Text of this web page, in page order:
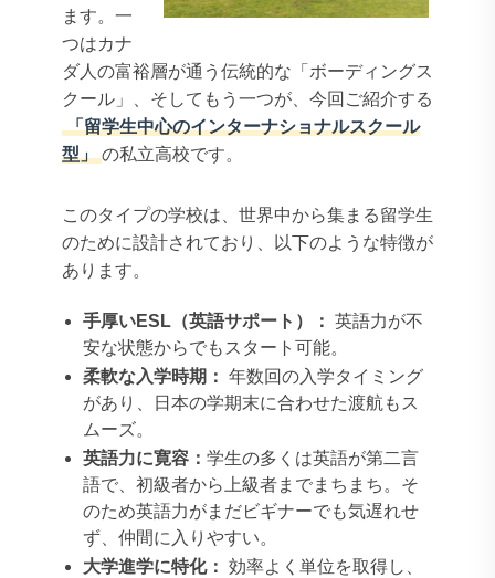
ます。一
つはカナ
ダ人の富裕層が通う伝統的な「ボーディングス
クール」、そしてもう一つが、今回ご紹介する
「留学生中心のインターナショナルスクール
型」 の私立高校です。
このタイプの学校は、世界中から集まる留学生
のために設計されており、以下のような特徴が
あります。
手厚いESL（英語サポート）： 英語力が不
安な状態からでもスタート可能。
柔軟な入学時期： 年数回の入学タイミング
があり、日本の学期末に合わせた渡航もス
ムーズ。
英語力に寛容： 学生の多くは英語が第二言
語で、初級者から上級者までまちまち。そ
のため英語力がまだビギナーでも気遅れせ
ず、仲間に入りやすい。
大学進学に特化： 効率よく単位を取得し、